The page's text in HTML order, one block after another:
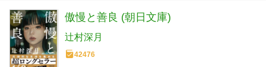
傲慢と善良 (朝日文庫)
辻村深月
42476